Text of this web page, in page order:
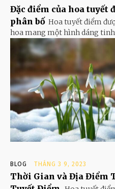
Đặc điểm của hoa tuyết
phân bố Hoa tuyết điểm
hoa mang một hình dáng
BLOG THÁNG 3 9, 2023
Thời Gian và Địa Điểm